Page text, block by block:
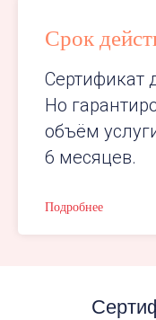
Срок
Сертификат
Но
объём
6 месяцев.
Подробнее